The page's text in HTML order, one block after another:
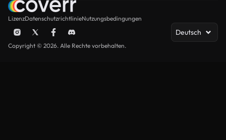
LizenzDatenschutzrichtlinieNutzungsbedingungen
Deutsch
Copyright © 2026. Alle Rechte vorbehalten.